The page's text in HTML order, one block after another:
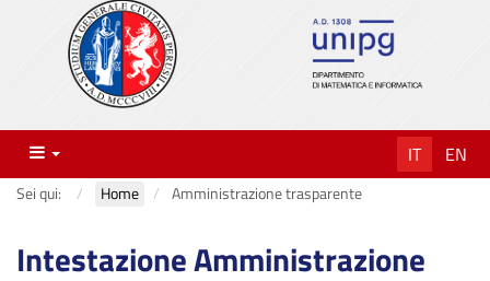
Menu IT EN
Sei qui: Home Amministrazione trasparente
Intestazione Amministrazione